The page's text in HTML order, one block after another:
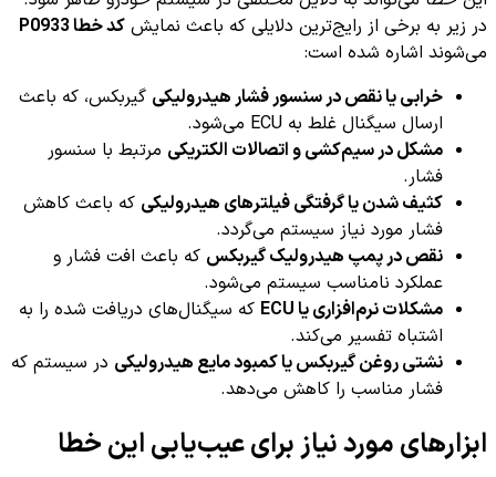
در زیر به برخی از رایج‌ترین دلایلی که باعث نمایش کد خطا P0933
می‌شوند اشاره شده است:
خرابی یا نقص در سنسور فشار هیدرولیکی گیربکس، که باعث
ارسال سیگنال غلط به ECU می‌شود.
مشکل در سیم‌کشی و اتصالات الکتریکی مرتبط با سنسور
فشار.
کثیف شدن یا گرفتگی فیلترهای هیدرولیکی که باعث کاهش
فشار مورد نیاز سیستم می‌گردد.
نقص در پمپ هیدرولیک گیربکس که باعث افت فشار و
عملکرد نامناسب سیستم می‌شود.
مشکلات نرم‌افزاری یا ECU
که سیگنال‌های دریافت شده را به
اشتباه تفسیر می‌کند.
نشتی روغن گیربکس یا کمبود مایع هیدرولیکی در سیستم که
فشار مناسب را کاهش می‌دهد.
ابزارهای مورد نیاز برای عیب‌یابی این خطا